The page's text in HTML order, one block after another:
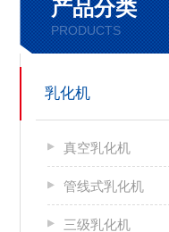
产品分类
PRODUCTS
乳化机
真空乳化机
管线式乳化机
三级乳化机